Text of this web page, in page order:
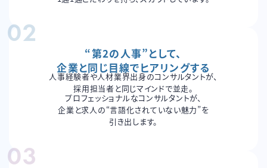
“第2の人事”として、
企業と同じ目線でヒアリングする
人事経験者や人材業界出身のコンサルタントが、
採用担当者と同じマインドで並走。
プロフェッショナルなコンサルタントが、
企業と求人の“言語化されていない魅力”を
引き出します。